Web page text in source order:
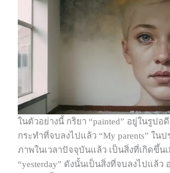
ในตัวอย่างนี้ กริยา “painted” อยู่ในรูปอ
กระทำที่จบลงไปแล้ว “My parents” ใน
ภาพในเวลาปัจจุบันแล้ว เป็นสิ่งที่เกิดขึ้น
“yesterday” ดังนั้นเป็นสิ่งที่จบลงไปแล้ว